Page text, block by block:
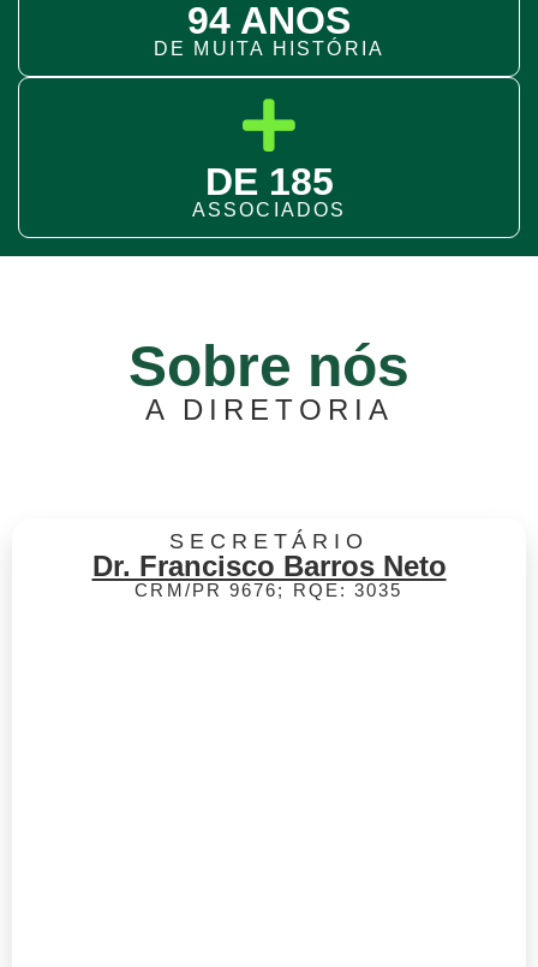
94 ANOS
DE MUITA HISTÓRIA
DE 185
ASSOCIADOS
Sobre nós
A DIRETORIA
SECRETÁRIO
Dr. Francisco Barros Neto
CRM/PR 9676; RQE: 3035